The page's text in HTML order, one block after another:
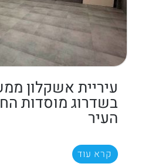
עיריית אשקלון
בשדרוג מוסדות
העיר
קרא עוד